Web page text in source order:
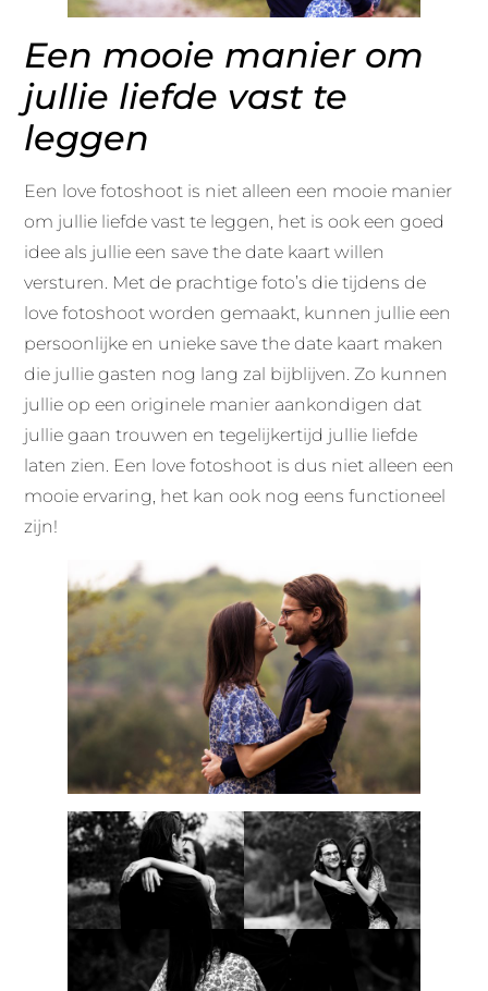
Een mooie manier om
jullie liefde vast te
leggen
Een love fotoshoot is niet alleen een mooie manier
om jullie liefde vast te leggen, het is ook een goed
idee als jullie een save the date kaart willen
versturen. Met de prachtige foto’s die tijdens de
love fotoshoot worden gemaakt, kunnen jullie een
persoonlijke en unieke save the date kaart maken
die jullie gasten nog lang zal bijblijven. Zo kunnen
jullie op een originele manier aankondigen dat
jullie gaan trouwen en tegelijkertijd jullie liefde
laten zien. Een love fotoshoot is dus niet alleen een
mooie ervaring, het kan ook nog eens functioneel
zijn!